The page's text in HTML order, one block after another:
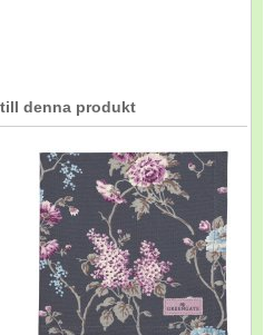
denna produkt